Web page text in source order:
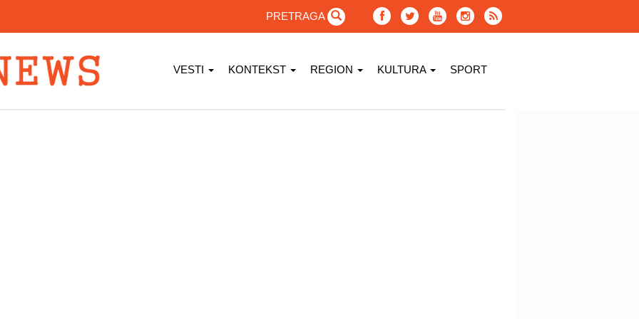
PRETRAGA
VESTI KONTEKST REGION KULTURA SPORT